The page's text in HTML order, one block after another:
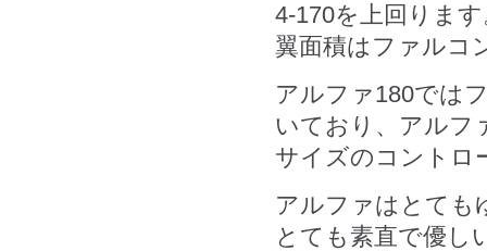
4-170を上回りま
翼面積はファルコ
アルファ180では
いており、アルフ
サイズのコントロ
アルファはとても
とても素直で優し